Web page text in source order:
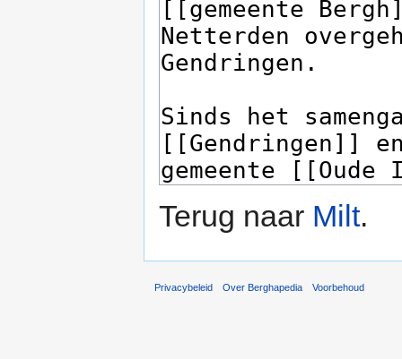
Terug naar Milt.
Privacybeleid Over Berghapedia Voorbehoud